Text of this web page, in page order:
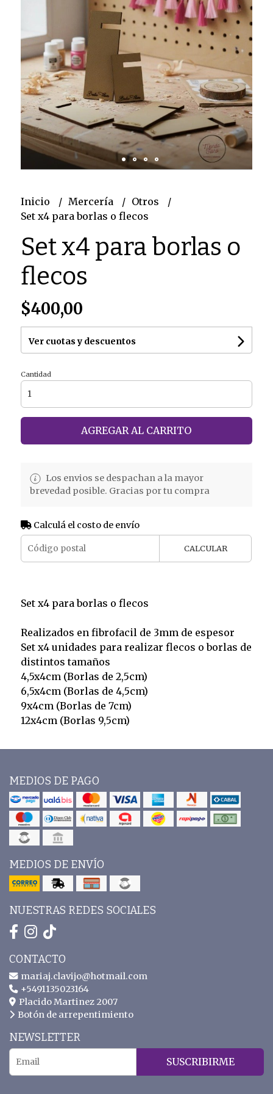
Inicio Mercería
Otros
Set x4 para borlas o flecos
Set x4 para borlas o
flecos
$400,00
Ver cuotas y descuentos
Cantidad
AGREGAR AL CARRITO
Los envios se despachan a la mayor
brevedad posible. Gracias por tu compra
Calculá el costo de envío
CALCULAR
Set x4 para borlas o flecos
Realizados en fibrofacil de 3mm de espesor
Set x4 unidades para realizar flecos o borlas de
distintos tamaños
4,5x4cm (Borlas de 2,5cm)
6,5x4cm (Borlas de 4,5cm)
9x4cm (Borlas de 7cm)
12x4cm (Borlas 9,5cm)
MEDIOS DE PAGO
MEDIOS DE ENVÍO
NUESTRAS REDES SOCIALES
CONTACTO
mariaj.clavijo@hotmail.com
+5491135023164
Placido Martinez 2007
Botón de arrepentimiento
NEWSLETTER
SUSCRIBIRME